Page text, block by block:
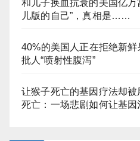
和儿子换血抗衰的美国亿万
儿版的自己”，真相是……
40%的美国人正在拒绝新
批人“喷射性腹泻”
让猴子死亡的基因疗法却
死亡：一场悲剧如何让基